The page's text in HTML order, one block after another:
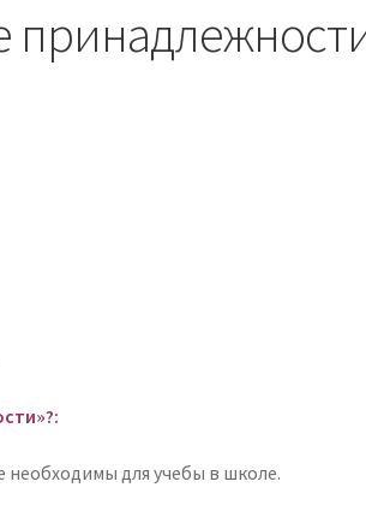
необходимы для учебы в школе.